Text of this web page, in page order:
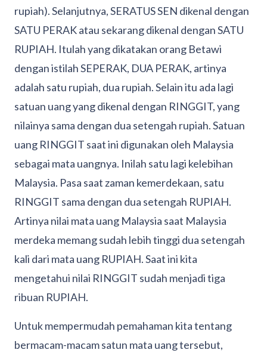
rupiah). Selanjutnya, SERATUS SEN dikenal dengan
SATU PERAK atau sekarang dikenal dengan SATU
RUPIAH. Itulah yang dikatakan orang Betawi
dengan istilah SEPERAK, DUA PERAK, artinya
adalah satu rupiah, dua rupiah. Selain itu ada lagi
satuan uang yang dikenal dengan RINGGIT, yang
nilainya sama dengan dua setengah rupiah. Satuan
uang RINGGIT saat ini digunakan oleh Malaysia
sebagai mata uangnya. Inilah satu lagi kelebihan
Malaysia. Pasa saat zaman kemerdekaan, satu
RINGGIT sama dengan dua setengah RUPIAH.
Artinya nilai mata uang Malaysia saat Malaysia
merdeka memang sudah lebih tinggi dua setengah
kali dari mata uang RUPIAH. Saat ini kita
mengetahui nilai RINGGIT sudah menjadi tiga
ribuan RUPIAH.
Untuk mempermudah pemahaman kita tentang
bermacam-macam satun mata uang tersebut,